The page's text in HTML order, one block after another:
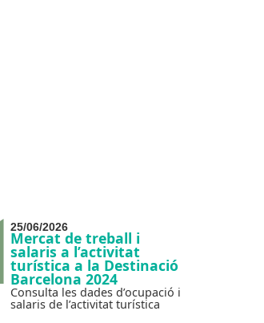
25/06/2026
Mercat de treball i
salaris a l’activitat
turística a la Destinació
Barcelona 2024
Consulta les dades d’ocupació i
salaris de l’activitat turística